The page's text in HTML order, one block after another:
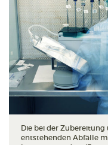
Die bei der
entstehenden Abfälle